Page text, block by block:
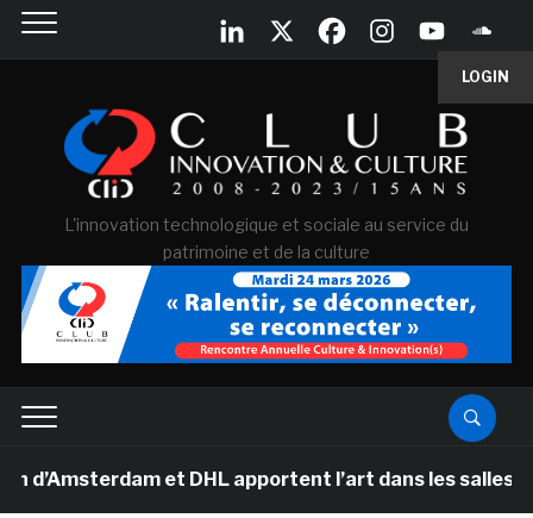
LOGIN
L'innovation technologique et sociale au service du
patrimoine et de la culture
et DHL apportent l’art dans les salles de